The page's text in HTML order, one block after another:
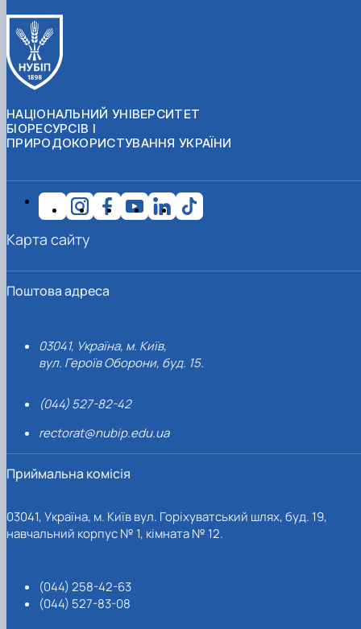
НАЦІОНАЛЬНИЙ УНІВЕРСИТЕТ
БІОРЕСУРСІВ І
ПРИРОДОКОРИСТУВАННЯ УКРАЇНИ
Поштова адреса
03041, Україна, м. Київ,
вул. Героїв Оборони, буд. 15.
(044) 527-82-42
rectorat@nubip.edu.ua
Приймальна комісія
03041, Україна, м. Київ вул. Горіхуватський шлях, буд. 19,
навчальний корпус № 1, кімната № 12.
(044) 258-42-63
(044) 527-83-08
Карта сайту